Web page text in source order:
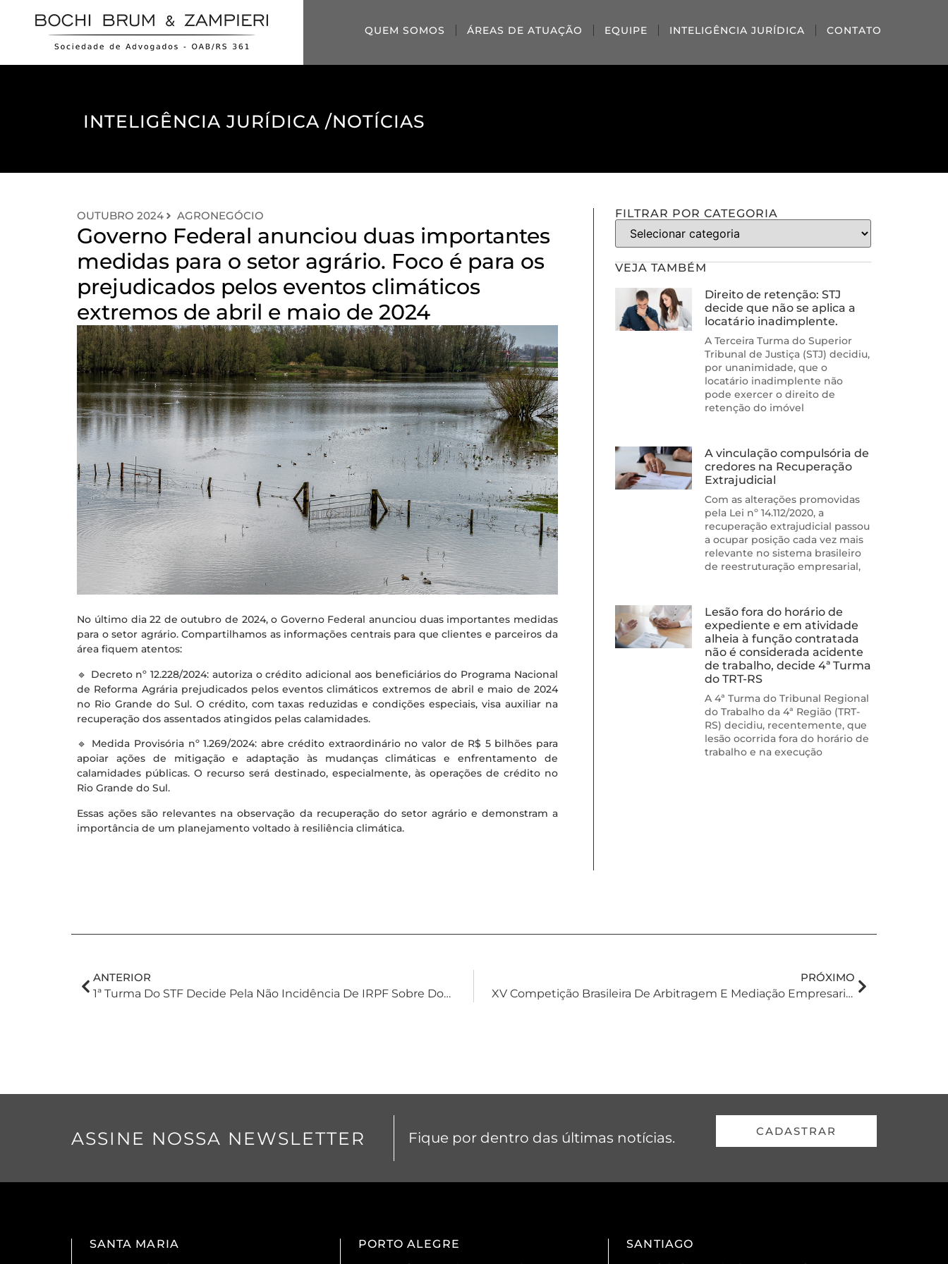
QUEM SOMOS ÁREAS DE ATUAÇÃO EQUIPE INTELIGÊNCIA JURÍDICA CONTATO
INTELIGÊNCIA JURÍDICA /NOTÍCIAS
OUTUBRO 2024 AGRONEGÓCIO
Governo Federal anunciou duas importantes
medidas para o setor agrário. Foco é para os
prejudicados pelos eventos climáticos
extremos de abril e maio de 2024
No último dia 22 de outubro de 2024, o Governo Federal anunciou duas importantes medidas
para o setor agrário. Compartilhamos as informações centrais para que clientes e parceiros da
área fiquem atentos:
🔹 Decreto nº 12.228/2024: autoriza o crédito adicional aos beneficiários do Programa Nacional
de Reforma Agrária prejudicados pelos eventos climáticos extremos de abril e maio de 2024
no Rio Grande do Sul. O crédito, com taxas reduzidas e condições especiais, visa auxiliar na
recuperação dos assentados atingidos pelas calamidades.
🔹 Medida Provisória nº 1.269/2024: abre crédito extraordinário no valor de R$ 5 bilhões para
apoiar ações de mitigação e adaptação às mudanças climáticas e enfrentamento de
calamidades públicas. O recurso será destinado, especialmente, às operações de crédito no
Rio Grande do Sul.
Essas ações são relevantes na observação da recuperação do setor agrário e demonstram a
importância de um planejamento voltado à resiliência climática.
FILTRAR POR CATEGORIA
VEJA TAMBÉM
Direito de retenção: STJ
decide que não se aplica a
locatário inadimplente.
A Terceira Turma do Superior
Tribunal de Justiça (STJ) decidiu,
por unanimidade, que o
locatário inadimplente não
pode exercer o direito de
retenção do imóvel
A vinculação compulsória de
credores na Recuperação
Extrajudicial
Com as alterações promovidas
pela Lei nº 14.112/2020, a
recuperação extrajudicial passou
a ocupar posição cada vez mais
relevante no sistema brasileiro
de reestruturação empresarial,
Lesão fora do horário de
expediente e em atividade
alheia à função contratada
não é considerada acidente
de trabalho, decide 4ª Turma
do TRT-RS
A 4ª Turma do Tribunal Regional
do Trabalho da 4ª Região (TRT-
RS) decidiu, recentemente, que
lesão ocorrida fora do horário de
trabalho e na execução
ANTERIOR
1ª Turma Do STF Decide Pela Não Incidência De IRPF Sobre Doação Em Antecipação De Herança
PRÓXIMO
XV Competição Brasileira De Arbitragem E Mediação Empresarial Conta Com Incentivo E Participação Da BBZ
ASSINE NOSSA NEWSLETTER Fique por dentro das últimas notícias. CADASTRAR
SANTA MARIA
PORTO ALEGRE
SANTIAGO